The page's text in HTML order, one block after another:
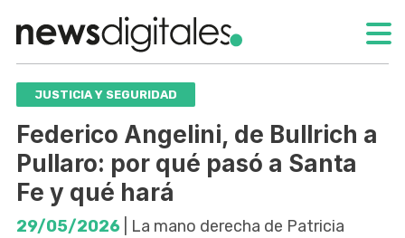
JUSTICIA Y SEGURIDAD
Federico Angelini, de Bullrich a
Pullaro: por qué pasó a Santa
Fe y qué hará
29/05/2026 | La mano derecha de Patricia